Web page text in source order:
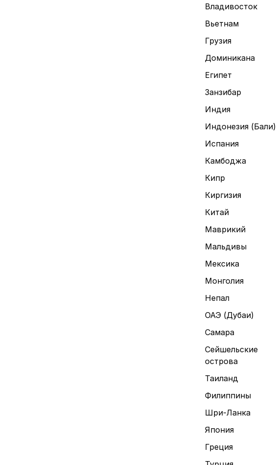
Владивосток
Вьетнам
Грузия
Доминикана
Египет
Занзибар
Индия
Индонезия (Бали)
Испания
Камбоджа
Кипр
Киргизия
Китай
Маврикий
Мальдивы
Мексика
Монголия
Непал
ОАЭ (Дубаи)
Самара
Сейшельские
острова
Таиланд
Филиппины
Шри-Ланка
Япония
Греция